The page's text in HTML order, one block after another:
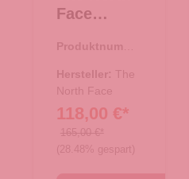
Face
e/Rucksac
k Base
Camp
Duffel XL
Summit
Gold-TNF
Produktnumme
Hersteller: The
North Face
118,00 €*
165,00 €*
(28.48% gespart)